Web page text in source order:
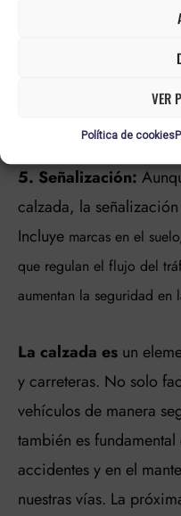
VER
Política de cookies
opuestas del tráfico.
con barreras o
función principal es
5. Señalización:
calzada, la
Incluye marcas en el
que regulan el flujo del
aumentan la seguridad en
La calzada es un
y carreteras. No solo
vehículos de manera
también es
accidentes y en el
nuestras vías. La